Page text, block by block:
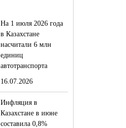
На 1 июля 2026 года
в Казахстане
насчитали 6 млн
единиц
автотранспорта
16.07.2026
Инфляция в
Казахстане в июне
составила 0,8%